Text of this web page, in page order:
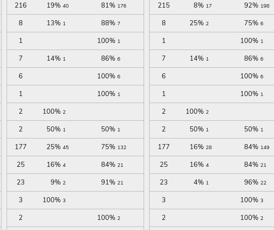
216 19% 40 81% 176 215 8% 17 92% 198
8 13% 1 88% 7 8 25% 2 75% 6
1 100% 1 1 100% 1
7 14% 1 86% 6 7 14% 1 86% 6
6 100% 6 6 100% 6
1 100% 1 1 100% 1
2 100% 2 2 100% 2
2 50% 1 50% 1 2 50% 1 50% 1
177 25% 45 75% 132 177 16% 28 84% 149
25 16% 4 84% 21 25 16% 4 84% 21
23 9% 2 91% 21 23 4% 1 96% 22
3 100% 3 3 100% 3
2 100% 2 2 100% 2